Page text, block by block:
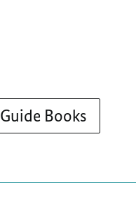
Guide Books